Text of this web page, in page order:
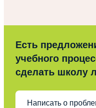
Есть
учебного
сделать школу
Написать о